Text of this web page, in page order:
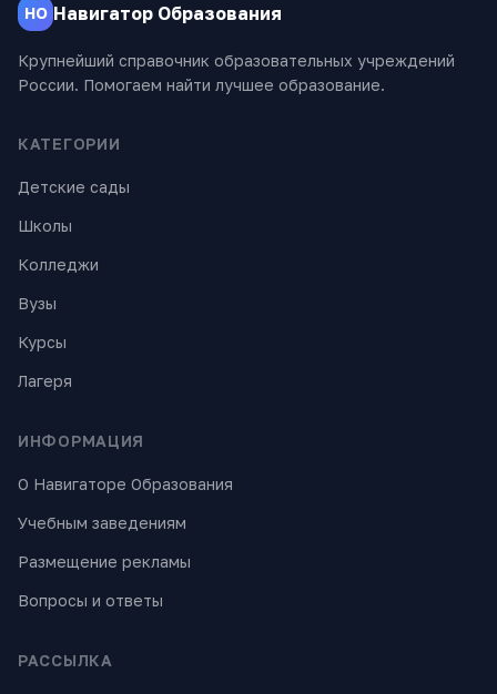
НО Навигатор Образования
Крупнейший справочник образовательных учреждений
России. Помогаем найти лучшее образование.
КАТЕГОРИИ
Детские сады
Школы
Колледжи
Вузы
Курсы
Лагеря
ИНФОРМАЦИЯ
О Навигаторе Образования
Учебным заведениям
Размещение рекламы
Вопросы и ответы
РАССЫЛКА